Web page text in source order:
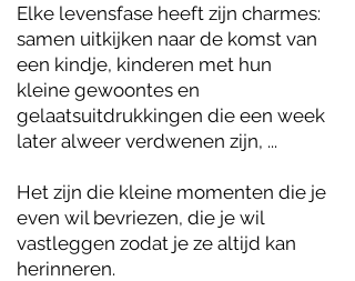
Elke levensfase heeft zijn charmes:
samen uitkijken naar de komst van
een kindje, kinderen met hun
kleine gewoontes en
gelaatsuitdrukkingen die een week
later alweer verdwenen zijn, ...
Het zijn die kleine momenten die je
even wil bevriezen, die je wil
vastleggen zodat je ze altijd kan
herinneren.